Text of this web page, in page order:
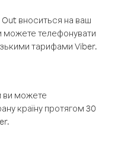
вноситься на ваш
можете телефонувати
тарифами Viber.
ви можете
країну протягом 30